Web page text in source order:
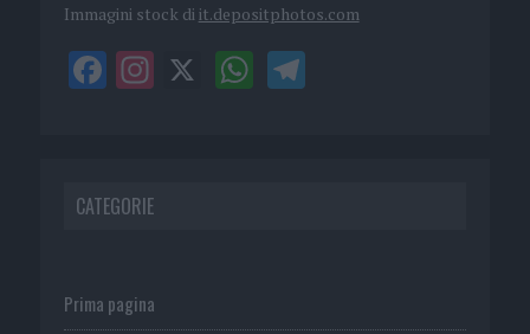
Immagini stock di it.depositphotos.com
CATEGORIE
Prima pagina